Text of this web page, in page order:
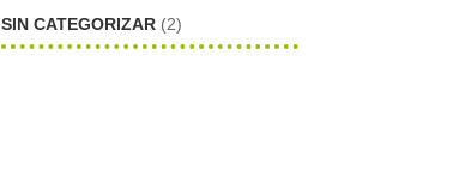
SIN CATEGORIZAR (2)